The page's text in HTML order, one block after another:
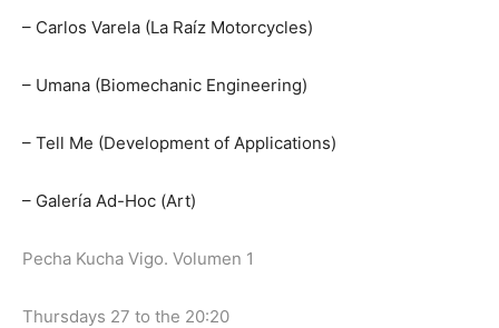
– Carlos Varela (La Raíz Motorcycles)
– Umana (Biomechanic Engineering)
– Tell Me (Development of Applications)
– Galería Ad-Hoc (Art)
Pecha Kucha Vigo. Volumen 1
Thursdays 27 to the 20:20